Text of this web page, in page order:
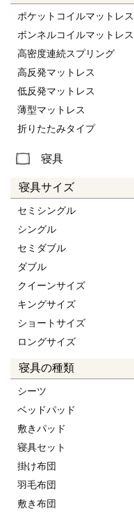
ポケットコイルマットレス
ボンネルコイルマットレス
高密度連続スプリング
高反発マットレス
低反発マットレス
薄型マットレス
折りたたみタイプ
寝具
寝具サイズ
セミシングル
シングル
セミダブル
ダブル
クイーンサイズ
キングサイズ
ショートサイズ
ロングサイズ
寝具の種類
シーツ
ベッドパッド
敷きパッド
寝具セット
掛け布団
羽毛布団
敷き布団